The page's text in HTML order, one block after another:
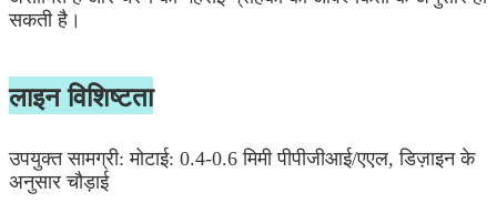
सकती है।
लाइन विशिष्टता
उपयुक्त सामग्री: मोटाई: 0.4-0.6 मिमी पीपीजीआई/एएल, डिज़ाइन के
अनुसार चौड़ाई